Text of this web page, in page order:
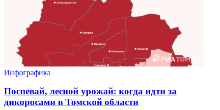
Инфографика
Поспевай, лесной урожай: когда идти за
дикоросами в Томской области